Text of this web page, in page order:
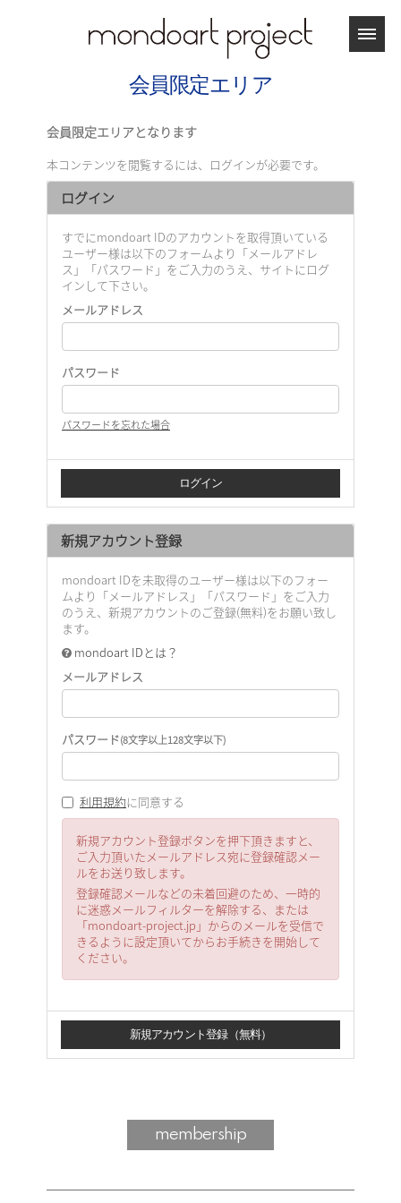
会員限定エリア
会員限定エリアとなります
本コンテンツを閲覧するには、ログインが必要です。
ログイン
すでにmondoart IDのアカウントを取得頂いている
ユーザー様は以下のフォームより「メールアドレ
ス」「パスワード」をご入力のうえ、サイトにログ
インして下さい。
メールアドレス
パスワード
パスワードを忘れた場合
新規アカウント登録
mondoart IDを未取得のユーザー様は以下のフォー
ムより「メールアドレス」「パスワード」をご入力
のうえ、新規アカウントのご登録(無料)をお願い致し
ます。
mondoart IDとは？
メールアドレス
パスワード(8文字以上128文字以下)
利用規約に同意する
新規アカウント登録ボタンを押下頂きますと、
ご入力頂いたメールアドレス宛に登録確認メー
ルをお送り致します。
登録確認メールなどの未着回避のため、一時的
に迷惑メールフィルターを解除する、または
「mondoart-project.jp」からのメールを受信で
きるように設定頂いてからお手続きを開始して
ください。
membership